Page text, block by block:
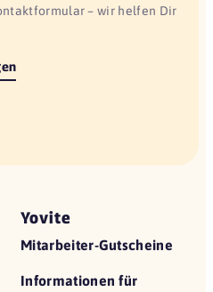
– wir helfen Dir
Yovite
Mitarbeiter-Gutscheine
Informationen für